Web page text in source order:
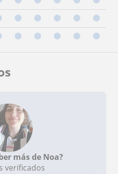
más de Noa?
verificados